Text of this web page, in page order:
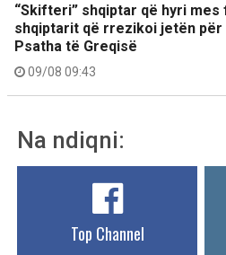
“Skifteri” shqiptar që hyri
shqiptarit që rrezikoi jetën
Psatha të Greqisë
09/08 09:43
Na ndiqni:
Top Channel